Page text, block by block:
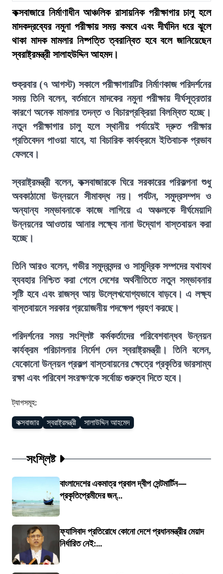
কক্সবাজারে নির্মাণাধীন আঞ্চলিক রাসায়নিক পরীক্ষাগার চালু হলে
মাদকদ্রব্যের নমুনা পরীক্ষায় সময় কমবে এবং দীর্ঘদিন ধরে ঝুলে
থাকা মাদক মামলার নিষ্পত্তি ত্বরান্বিত হবে বলে জানিয়েছেন
স্বরাষ্ট্রমন্ত্রী সালাহউদ্দিন আহমদ।
শুক্রবার (৭ আগস্ট) সকালে পরীক্ষাগারটির নির্মাণকাজ পরিদর্শনের
সময় তিনি বলেন, বর্তমানে মাদকের নমুনা পরীক্ষায় দীর্ঘসূত্রতার
কারণে অনেক মামলার তদন্ত ও বিচারপ্রক্রিয়া বিলম্বিত হচ্ছে।
নতুন পরীক্ষাগার চালু হলে স্থানীয় পর্যায়েই দ্রুত পরীক্ষার
প্রতিবেদন পাওয়া যাবে, যা বিচারিক কার্যক্রমে ইতিবাচক প্রভাব
ফেলবে।
স্বরাষ্ট্রমন্ত্রী বলেন, কক্সবাজারকে ঘিরে সরকারের পরিকল্পনা শুধু
অবকাঠামো উন্নয়নে সীমাবদ্ধ নয়। পর্যটন, সমুদ্রসম্পদ ও
অন্যান্য সম্ভাবনাকে কাজে লাগিয়ে এ অঞ্চলকে দীর্ঘমেয়াদি
উন্নয়নের আওতায় আনার লক্ষ্যে নানা উদ্যোগ বাস্তবায়ন করা
হচ্ছে।
তিনি আরও বলেন, গভীর সমুদ্রবন্দর ও সামুদ্রিক সম্পদের যথাযথ
ব্যবহার নিশ্চিত করা গেলে দেশের অর্থনীতিতে নতুন সম্ভাবনার
সৃষ্টি হবে এবং রাজস্ব আয় উল্লেখযোগ্যভাবে বাড়বে। এ লক্ষ্য
বাস্তবায়নে সরকার প্রয়োজনীয় পদক্ষেপ গ্রহণ করছে।
পরিদর্শনের সময় সংশ্লিষ্ট কর্মকর্তাদের পরিবেশবান্ধব উন্নয়ন
কার্যক্রম পরিচালনার নির্দেশ দেন স্বরাষ্ট্রমন্ত্রী। তিনি বলেন,
যেকোনো উন্নয়ন প্রকল্প বাস্তবায়নের ক্ষেত্রে প্রকৃতির ভারসাম্য
রক্ষা এবং পরিবেশ সংরক্ষণকে সর্বোচ্চ গুরুত্ব দিতে হবে।
ট্যাগসমূহ:
কক্সবাজার স্বরাষ্ট্রমন্ত্রী সালাউদ্দিন আহমেদ
সংশ্লিষ্ট
বাংলাদেশের একমাত্র প্রবাল দ্বীপ সেন্টমার্টিন—
প্রকৃতিপ্রেমীদের জন্...
ফ্যাসিবাদ প্রতিরোধে কোনো দেশে প্রধানমন্ত্রীর মেয়াদ
নির্ধারিত নেই:...